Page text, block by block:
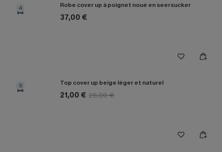
4 Robe cover up à poignet noué en seersucker
37,00 €
5 Top cover up beige léger et naturel
21,00 € 26,00 €